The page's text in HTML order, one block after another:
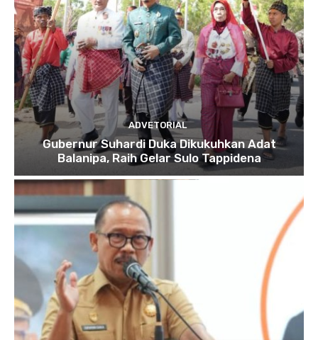
ADVETORIAL
Gubernur Suhardi Duka Dikukuhkan Adat
Balanipa, Raih Gelar Sulo Tappidena